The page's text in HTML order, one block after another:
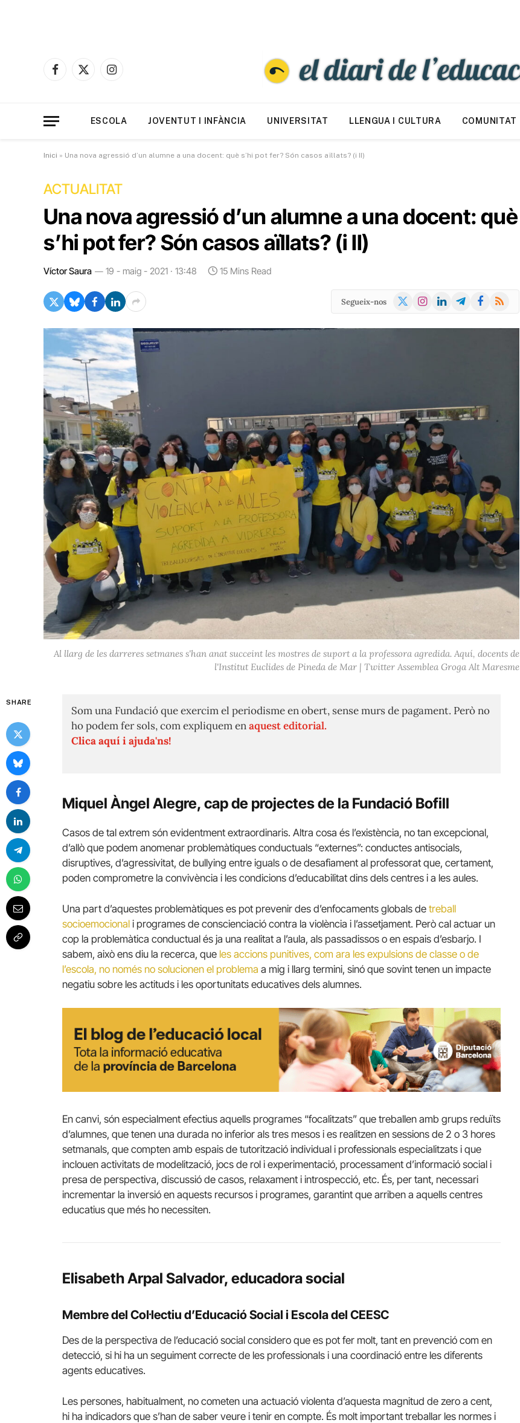
Facebook
X
Instagram
ESCOLA JOVENTUT I INFÀNCIA UNIVERSITAT LLENGUA I CULTURA COMUNITAT
Inici » Una nova agressió d’un alumne a una docent: què s’hi pot fer? Són casos aïllats? (i II)
ACTUALITAT
Una nova agressió d’un alumne a una docent: què
s’hi pot fer? Són casos aïllats? (i II)
Víctor Saura 19 - maig - 2021 · 13:48 15 Mins Read
Segueix-nos
X
Instagram
LinkedInTelegramFacebook
RSS
Al llarg de les darreres setmanes s'han anat succeint les mostres de suport a la professora agredida. Aquí, docents de
l'Institut Euclides de Pineda de Mar | Twitter Assemblea Groga Alt Maresme
SHARE
Som una Fundació que exercim el periodisme en obert, sense murs de pagament. Però no
ho podem fer sols, com expliquem enaquest editorial.
Clica aquí i ajuda'ns!
Miquel Àngel Alegre, cap de projectes de la Fundació Bofill
Casos de tal extrem són evidentment extraordinaris. Altra cosa és l’existència, no tan excepcional,
d’allò que podem anomenar problemàtiques conductuals “externes”: conductes antisocials,
disruptives, d’agressivitat, de bullying entre iguals o de desafiament al professorat que, certament,
poden comprometre la convivència i les condicions d’educabilitat dins dels centres i a les aules.
Una part d’aquestes problemàtiques es pot prevenir des d’enfocaments globals de treball
socioemocional i programes de conscienciació contra la violència i l’assetjament. Però cal actuar un
cop la problemàtica conductual és ja una realitat a l’aula, als passadissos o en espais d’esbarjo. I
sabem, això ens diu la recerca, que les accions punitives, com ara les expulsions de classe o de
l’escola, no només no solucionen el problema a mig i llarg termini, sinó que sovint tenen un impacte
negatiu sobre les actituds i les oportunitats educatives dels alumnes.
En canvi, són especialment efectius aquells programes “focalitzats” que treballen amb grups reduïts
d’alumnes, que tenen una durada no inferior als tres mesos i es realitzen en sessions de 2 o 3 hores
setmanals, que compten amb espais de tutorització individual i professionals especialitzats i que
inclouen activitats de modelització, jocs de rol i experimentació, processament d’informació social i
presa de perspectiva, discussió de casos, relaxament i introspecció, etc. És, per tant, necessari
incrementar la inversió en aquests recursos i programes, garantint que arriben a aquells centres
educatius que més ho necessiten.
Elisabeth Arpal Salvador, educadora social
Membre del Col·lectiu d’Educació Social i Escola del CEESC
Des de la perspectiva de l’educació social considero que es pot fer molt, tant en prevenció com en
detecció, si hi ha un seguiment correcte de les professionals i una coordinació entre les diferents
agents educatives.
Les persones, habitualment, no cometen una actuació violenta d’aquesta magnitud de zero a cent,
hi ha indicadors que s’han de saber veure i tenir en compte. És molt important treballar les normes i